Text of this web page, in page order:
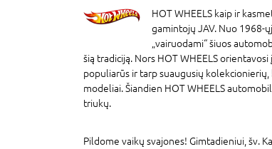
HOT WHEELS kaip ir
gamintojų JAV. Nuo 1968-
„vairuodami“ šiuos
šią tradiciją. Nors HOT WHEELS
populiarūs ir tarp suaugusių
modeliai. Šiandien HOT WHEELS
triukų.
Pildome vaikų svajones! Gimtadieniui, šv.